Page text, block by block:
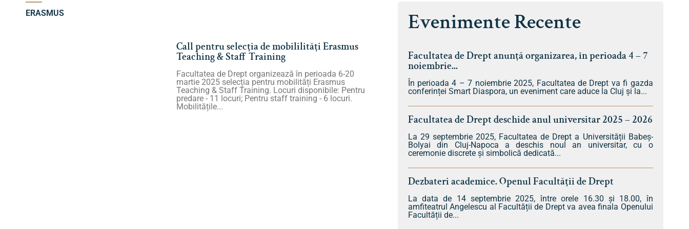
ERASMUS
Call pentru selecția de mobililități Erasmus
Teaching & Staff Training
Facultatea de Drept organizează în perioada 6-20
martie 2025 selecția pentru mobilități Erasmus
Teaching & Staff Training. Locuri disponibile: Pentru
predare - 11 locuri; Pentru staff training - 6 locuri.
Mobilitățile...
Evenimente Recente
Facultatea de Drept anunță organizarea, în perioada 4 – 7
noiembrie...
În perioada 4 – 7 noiembrie 2025, Facultatea de Drept va fi gazda
conferinței Smart Diaspora, un eveniment care aduce la Cluj și la...
Facultatea de Drept deschide anul universitar 2025 – 2026
La 29 septembrie 2025, Facultatea de Drept a Universității Babeș-
Bolyai din Cluj-Napoca a deschis noul an universitar, cu o
ceremonie discrete și simbolică dedicată...
Dezbateri academice. Openul Facultății de Drept
La data de 14 septembrie 2025, între orele 16.30 și 18.00, în
amfiteatrul Angelescu al Facultății de Drept va avea finala Openului
Facultății de...